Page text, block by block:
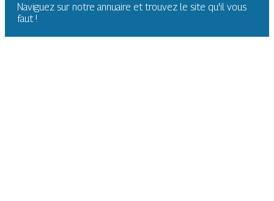
Naviguez sur notre annuaire et trouvez le site qu'il vous
faut !